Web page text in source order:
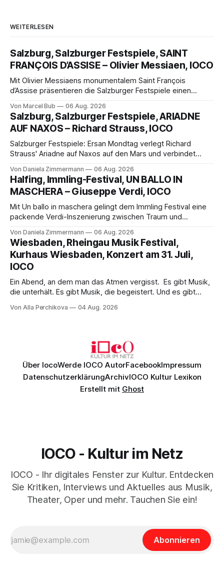
WEITERLESEN
Salzburg, Salzburger Festspiele, SAINT
FRANÇOIS D’ASSISE – Olivier Messiaen, IOCO
Mit Olivier Messiaens monumentalem Saint François
d’Assise präsentieren die Salzburger Festspiele einen
eine bildgewaltige Inszenierung, Maxime Pascal entfaltet
die komplexe Partitur eindrucksvoll, Philippe Sly berührt als
Franziskus.
Von Marcel Bub 06 Aug. 2026
Salzburg, Salzburger Festspiele, ARIADNE
AUF NAXOS – Richard Strauss, IOCO
Salzburger Festspiele: Ersan Mondtag verlegt Richard
Strauss' Ariadne auf Naxos auf den Mars und verbindet
Aufführung mit starken Solisten und den Wiener
Philharmonikern, szenisch bleibt der zweite Akt jedoch
hinter den Erwartungen zurück.
Von Daniela Zimmermann 06 Aug. 2026
Halfing, Immling-Festival, UN BALLO IN
MASCHERA – Giuseppe Verdi, IOCO
Mit Un ballo in maschera gelingt dem Immling Festival eine
packende Verdi-Inszenierung zwischen Traum und
psychologische Tiefe mit starken Bildern, getragen von
einem spielfreudigen Ensemble und einer musikalisch
überzeugenden Gesamtleistung.
Von Daniela Zimmermann 06 Aug. 2026
Wiesbaden, Rheingau Musik Festival,
Kurhaus Wiesbaden, Konzert am 31. Juli,
IOCO
Ein Abend, an dem man das Atmen vergisst. Es gibt Musik,
die unterhält. Es gibt Musik, die begeistert. Und es gibt
Genau so war der Abend im Kurhaus Wiesbaden, an dem
Von Alla Perchikova 04 Aug. 2026
Über IocoWerde IOCO AutorFacebookImpressum
DatenschutzerklärungArchivIOCO Kultur Lexikon
Erstellt mit Ghost
IOCO - Kultur im Netz
IOCO - Ihr digitales Fenster zur Kultur. Entdecken
Sie Kritiken, Interviews und Aktuelles aus Musik,
Theater, Oper und mehr. Tauchen Sie ein!
Abonnieren